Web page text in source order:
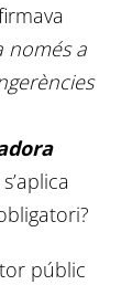
només a
públic